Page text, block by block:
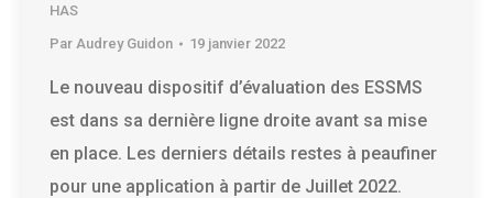
HAS
Par Audrey Guidon 19 janvier 2022
Le nouveau dispositif d’évaluation des ESSMS
est dans sa dernière ligne droite avant sa mise
en place. Les derniers détails restes à peaufiner
pour une application à partir de Juillet 2022.